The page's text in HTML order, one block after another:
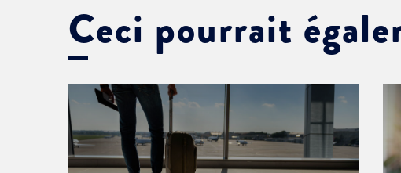
Ceci pourrait